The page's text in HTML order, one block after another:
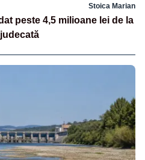
Stoica Marian
peste 4,5 milioane lei de la